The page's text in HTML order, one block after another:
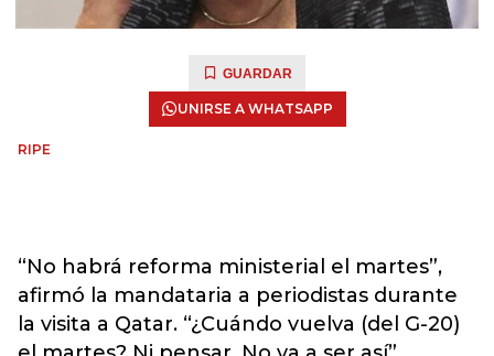
GUARDAR
UNIRSE A WHATSAPP
RIPE
“No habrá reforma ministerial el martes”,
afirmó la mandataria a periodistas durante
la visita a Qatar. “¿Cuándo vuelva (del G-20)